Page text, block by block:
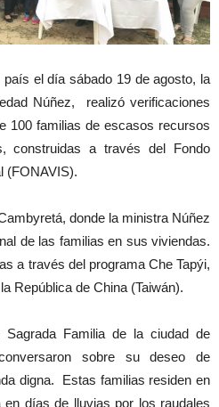
el día sábado 19 de agosto, la
Núñez, realizó verificaciones
100 familias de escasos recursos
construidas a través del Fondo
(FONAVIS).
donde la ministra Núñez
de las familias en sus viviendas.
a través del programa Che Tapýi,
República de China (Taiwán).
Sagrada Familia de la ciudad de
sobre su deseo de
digna. Estas familias residen en
en días de lluvias por los raudales